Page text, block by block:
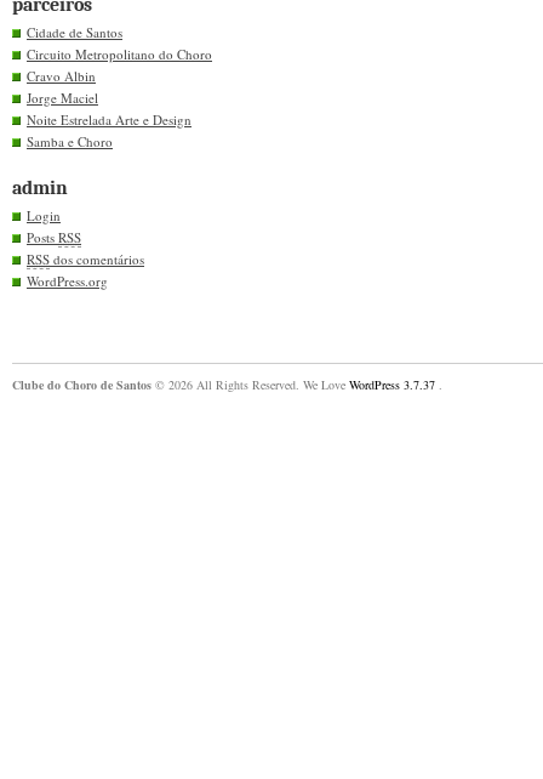
parceiros
Cidade de Santos
Circuito Metropolitano do Choro
Cravo Albin
Jorge Maciel
Noite Estrelada Arte e Design
Samba e Choro
admin
Login
Posts RSS
RSS dos comentários
WordPress.org
Clube do Choro de Santos © 2026 All Rights Reserved. We Love WordPress 3.7.37 .